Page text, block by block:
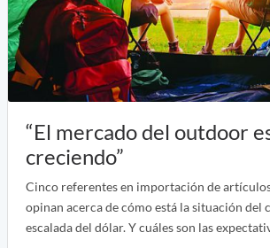
“El mercado del outdoor
creciendo”
Cinco referentes en importación de
opinan acerca de cómo está la situación del
escalada del dólar. Y cuáles son las